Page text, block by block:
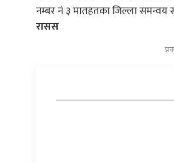
नम्बर नं ३ मातहतका जिल्ला समन्वय
रासस